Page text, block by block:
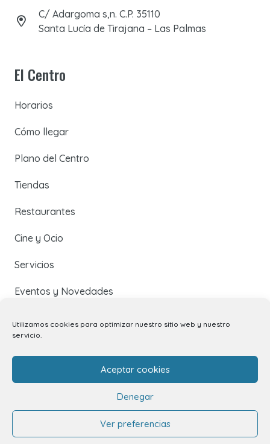
Utilizamos cookies para optimizar nuestro sitio web y nuestro
servicio.
Aceptar cookies
Denegar
Ver preferencias
C/ Adargoma s,n. C.P. 35110
Santa Lucía de Tirajana – Las Palmas
El Centro
Horarios
Cómo llegar
Plano del Centro
Tiendas
Restaurantes
Cine y Ocio
Servicios
Eventos y Novedades
Contacto